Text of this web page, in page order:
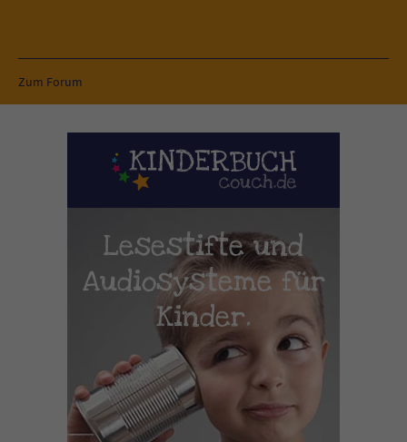
Zum Forum
Lesestifte und
Audiosysteme für
Kinder.